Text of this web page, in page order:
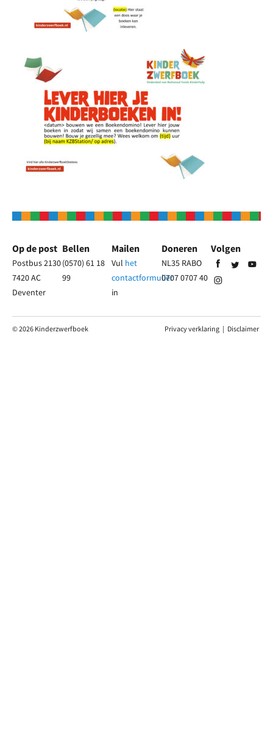
Op de post
Postbus 2130
7420 AC
Deventer
Bellen
(0570) 61 18
99
Mailen
Vul het
contactformulier
in
Doneren
NL35 RABO
0707 0707 40
Volgen
© 2026 Kinderzwerfboek Privacy verklaring | Disclaimer